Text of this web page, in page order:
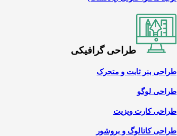
طراحی گرافیکی
طراحی بنر ثابت و متحرک
طراحی لوگو
طراحی کارت ویزیت
طراحی کاتالوگ و بروشور